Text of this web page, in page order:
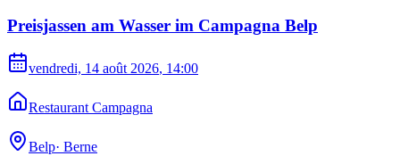
Preisjassen am Wasser im Campagna Belp
vendredi, 14 août 2026, 14:00
Restaurant Campagna
Belp· Berne